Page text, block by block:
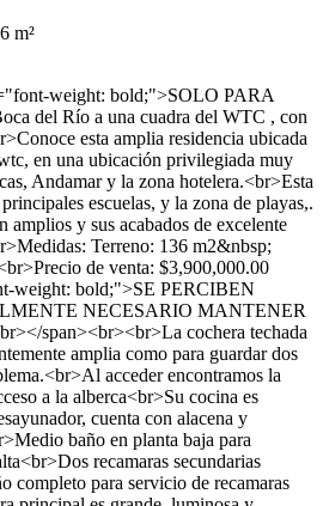
m²
weight: bold;">SOLO PARA
del Río a una cuadra del WTC , con
esta amplia residencia ubicada
en una ubicación privilegiada muy
Andamar y la zona hotelera.<br>Esta
escuelas, y la zona de playas,.
amplios y sus acabados de excelente
Terreno: 136 m2&nbsp;
de venta: $3,900,000.00
weight: bold;">SE PERCIBEN
NECESARIO MANTENER
span><br><br>La cochera techada
amplia como para guardar dos
acceder encontramos la
a la alberca<br>Su cocina es
cuenta con alacena y
baño en planta baja para
recamaras secundarias
completo para servicio de recamaras